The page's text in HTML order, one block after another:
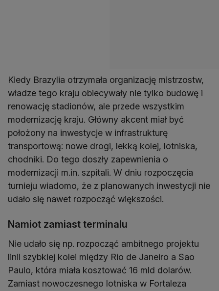
Kiedy Brazylia otrzymała organizację mistrzostw,
władze tego kraju obiecywały nie tylko budowę i
renowację stadionów, ale przede wszystkim
modernizację kraju. Główny akcent miał być
położony na inwestycje w infrastrukturę
transportową: nowe drogi, lekką kolej, lotniska,
chodniki. Do tego doszły zapewnienia o
modernizacji m.in. szpitali. W dniu rozpoczęcia
turnieju wiadomo, że z planowanych inwestycji nie
udało się nawet rozpocząć większości.
Namiot zamiast terminalu
Nie udało się np. rozpocząć ambitnego projektu
linii szybkiej kolei między Rio de Janeiro a Sao
Paulo, która miała kosztować 16 mld dolarów.
Zamiast nowoczesnego lotniska w Fortaleza